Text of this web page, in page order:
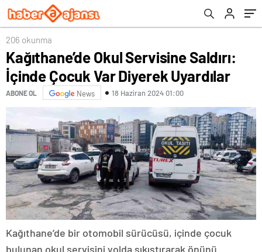
206 okunma
Kağıthane’de Okul Servisine Saldırı:
İçinde Çocuk Var Diyerek Uyardılar
ABONE OL News 18 Haziran 2024 01:00
Kağıthane’de bir otomobil sürücüsü, içinde çocuk
bulunan okul servisini yolda sıkıştırarak önünü